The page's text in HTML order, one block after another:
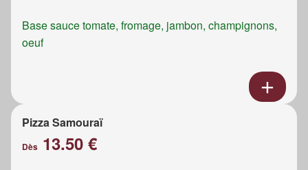
Base sauce tomate, fromage, jambon, champignons,
oeuf
Pizza Samouraï
Dès 13.50 €